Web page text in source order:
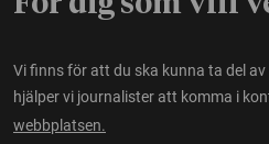
Vi finns för att du ska kunna ta del
hjälper vi journalister att komma i
webbplatsen.